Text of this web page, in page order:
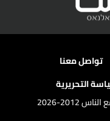
تواصل معنا
التحريرية
2026